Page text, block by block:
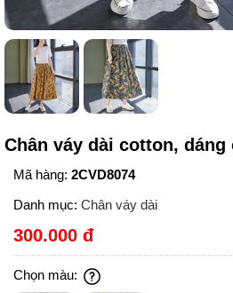
Chân váy dài cotton, dáng
Mã hàng: 2CVD8074
Danh mục: Chân váy dài
300.000 đ
Chọn màu: